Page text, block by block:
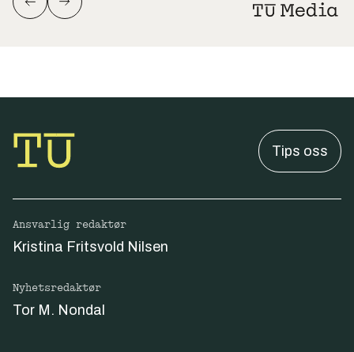
Tips oss
Ansvarlig redaktør
Kristina Fritsvold Nilsen
Nyhetsredaktør
Tor M. Nondal